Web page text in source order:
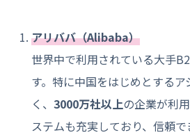
アリババ（Alibaba）
世界中で利用されている大手
す。特に中国をはじめとする
く、3000万社以上の企業が利
ステムも充実しており、信頼